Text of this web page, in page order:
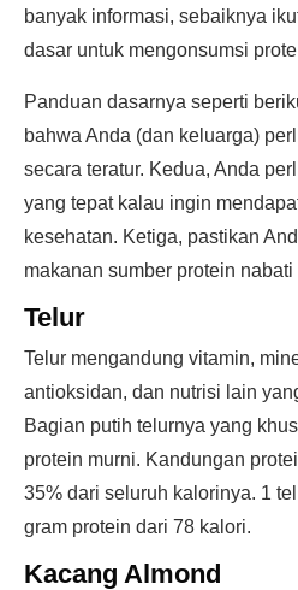
banyak informasi, sebaiknya
dasar untuk mengonsumsi
Panduan dasarnya seperti
bahwa Anda (dan keluarga)
secara teratur. Kedua, Anda
yang tepat kalau ingin
kesehatan. Ketiga, pastikan
makanan sumber protein
Telur
Telur mengandung vitamin,
antioksidan, dan nutrisi lain
Bagian putih telurnya yang
protein murni. Kandungan
35% dari seluruh kalorinya. 1
gram protein dari 78 kalori.
Kacang Almond